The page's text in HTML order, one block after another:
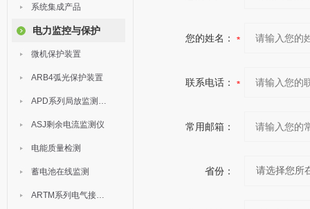
系统集成产品
电力监控与保护
微机保护装置
ARB4弧光保护装置
APD系列局放监测装置
ASJ剩余电流监测仪
电能质量检测
蓄电池在线监测
ARTM系列电气接点测温装置
您的姓名：
联系电话：
常用邮箱：
省份：